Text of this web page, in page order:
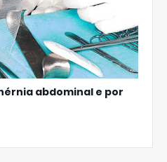
abdominal e por